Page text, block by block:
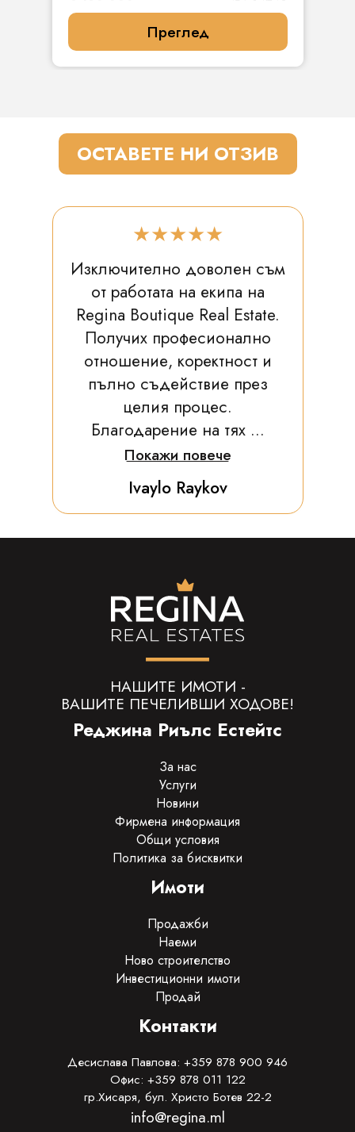
Преглед
ОСТАВЕТЕ НИ ОТЗИВ
★★★★★
Изключително доволен съм
от работата на екипа на
Regina Boutique Real Estate.
Получих професионално
отношение, коректност и
пълно съдействие през
целия процес.
Благодарение на тях ...
Покажи повече
Ivaylo Raykov
НАШИТЕ ИМОТИ -
ВАШИТЕ ПЕЧЕЛИВШИ ХОДОВЕ!
Реджина Риълс Естейтс
За нас
Услуги
Новини
Фирмена информация
Общи условия
Политика за бисквитки
Имоти
Продажби
Наеми
Ново строителство
Инвестиционни имоти
Продай
Контакти
Десислава Павлова: +359 878 900 946
Офис: +359 878 011 122
гр.Хисаря, бул. Христо Ботев 22-2
info@regina.ml